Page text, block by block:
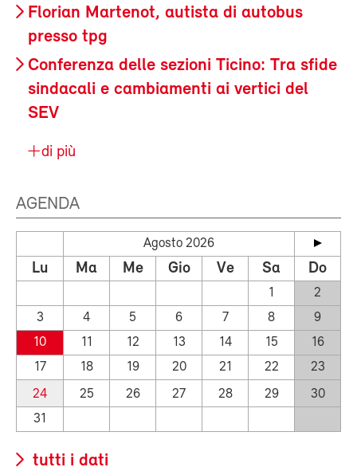
Florian Martenot, autista di autobus
presso tpg
Conferenza delle sezioni Ticino: Tra sfide
sindacali e cambiamenti ai vertici del
SEV
di più
AGENDA
Agosto 2026
Lu Ma Me Gio Ve Sa Do
1
2
3
4 5 6 7 8
9
10
11 12 13 14 15
16
17
18 19 20 21 22
23
24
25 26 27 28 29
30
31
tutti i dati